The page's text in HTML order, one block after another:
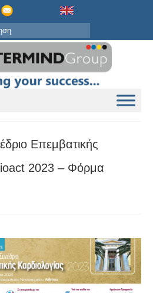
Επεμβατικής
2023 – Φόρμα